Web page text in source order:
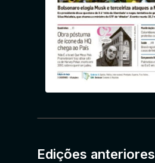
Edições anteriores